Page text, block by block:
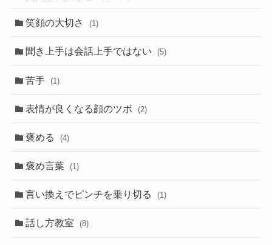
笑顔の大切さ (1)
聞き上手は会話上手ではない (5)
苦手 (1)
表情が良くなる顔のツボ (2)
褒める (4)
褒め言葉 (1)
言い換えでピンチを乗り切る (1)
話し方教室 (8)